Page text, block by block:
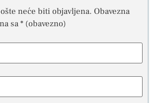
neće biti objavljena. Obavezna
sa* (obavezno)